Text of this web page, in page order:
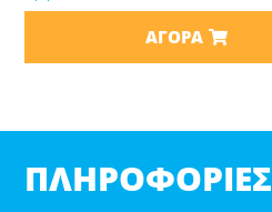
ΑΓΟΡΆ
ΠΛΗΡΟΦΟΡΊΕΣ